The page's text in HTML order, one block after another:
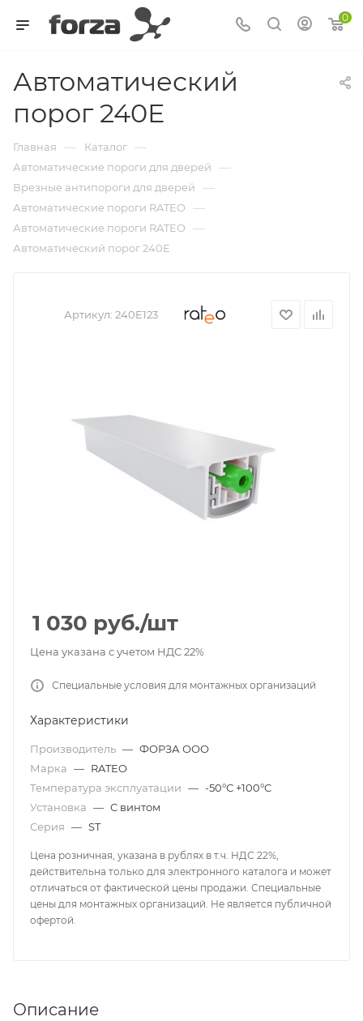
0
Автоматический
порог 240Е
Главная — Каталог —
Автоматические пороги для дверей —
Врезные антипороги для дверей —
Автоматические пороги RATEO —
Автоматические пороги RATEO —
Автоматический порог 240Е
Артикул: 240E123
1 030 руб./шт
Цена указана с учетом НДС 22%
Специальные условия для монтажных организаций
Характеристики
Производитель — ФОРЗА ООО
Марка — RATEO
Температура эксплуатации — -50°С +100°С
Установка — С винтом
Серия — ST
Цена розничная, указана в рублях в т.ч. НДС 22%,
действительна только для электронного каталога и может
отличаться от фактической цены продажи. Специальные
цены для монтажных организаций. Не является публичной
офертой.
Описание